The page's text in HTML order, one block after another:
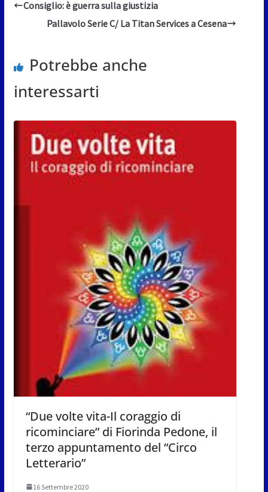
Consiglio: è guerra sulla giustizia
Pallavolo Serie C/ La Titan Services a Cesena
Potrebbe anche
interessarti
“Due volte vita-Il coraggio di
ricominciare” di Fiorinda Pedone, il
terzo appuntamento del “Circo
Letterario”
16 Settembre 2020